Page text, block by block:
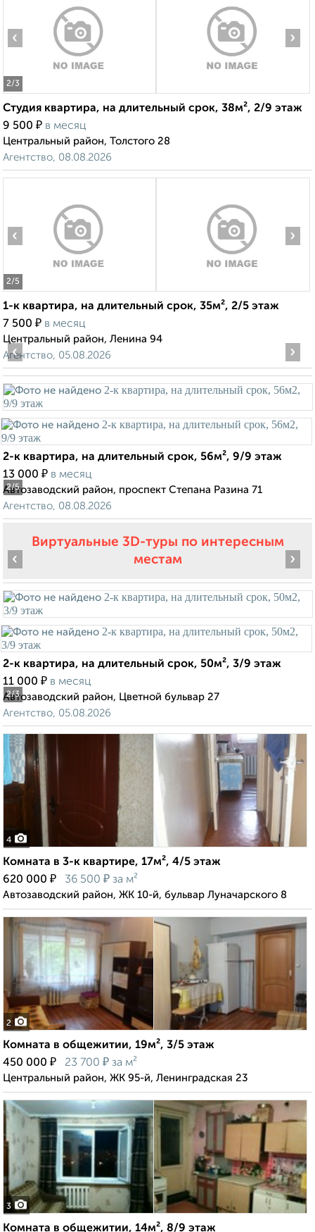
2/3
‹ ›
Студия квартира, на длительный срок, 38м², 2/9 этаж
9 500 ₽ в месяц
Центральный район, Толстого 28
Агентство, 08.08.2026
2/5
‹ ›
1-к квартира, на длительный срок, 35м², 2/5 этаж
7 500 ₽ в месяц
Центральный район, Ленина 94
Агентство, 05.08.2026
2/5
‹ ›
2-к квартира, на длительный срок, 56м², 9/9 этаж
13 000 ₽ в месяц
Автозаводский район, проспект Степана Разина 71
Агентство, 08.08.2026
Виртуальные 3D-туры по интересным
местам
2/3
‹ ›
2-к квартира, на длительный срок, 50м², 3/9 этаж
11 000 ₽ в месяц
Автозаводский район, Цветной бульвар 27
Агентство, 05.08.2026
4
Комната в 3-к квартире, 17м², 4/5 этаж
620 000 ₽ 36 500 ₽ за м²
Автозаводский район, ЖК 10-й, бульвар Луначарского 8
2
Комната в общежитии, 19м², 3/5 этаж
450 000 ₽ 23 700 ₽ за м²
Центральный район, ЖК 95-й, Ленинградская 23
3
Комната в общежитии, 14м², 8/9 этаж